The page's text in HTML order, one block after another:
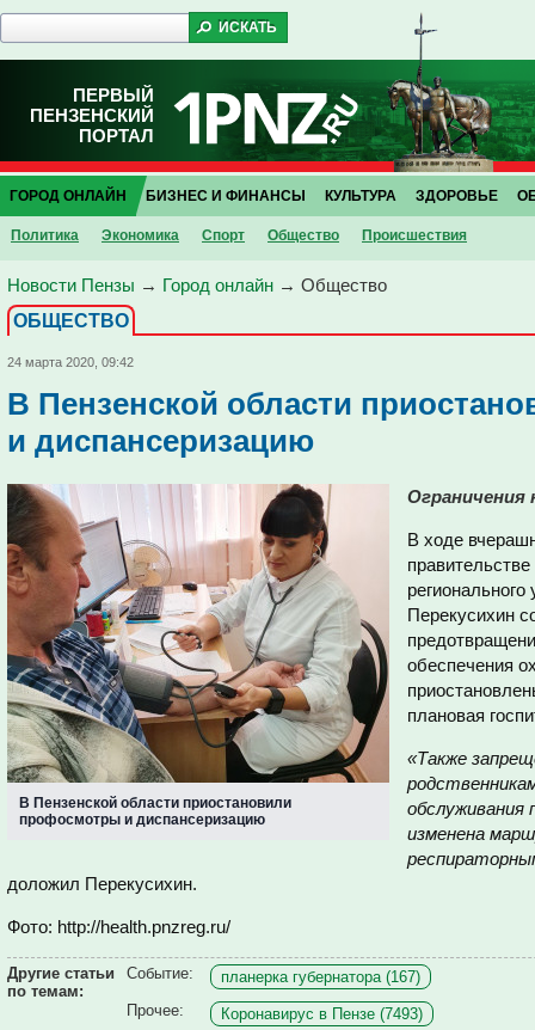
ПЕРВЫЙ
ПЕНЗЕНСКИЙ
ПОРТАЛ
ГОРОД ОНЛАЙН
Политика Экономика Спорт Общество Проиcшествия
БИЗНЕС И ФИНАНСЫ КУЛЬТУРА ЗДОРОВЬЕ
Новости Пензы → Город онлайн → Общество
ОБЩЕСТВО
24 марта 2020, 09:42
В Пензенской области
и диспансеризацию
В Пензенской области приостановили
профосмотры и диспансеризацию
Ограничения
В ходе
Перекусихин
обеспечения
плановая
«Также
обслуживания
изменена
доложил Перекусихин.
Фото: http://health.pnzreg.ru/
Другие статьи
по темам:
Событие:
планерка губернатора (167)
Прочее:
Коронавирус в Пензе (7493)